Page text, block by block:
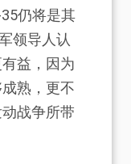
仍将是其
领导人认
益，因为
熟，更不
战争所带